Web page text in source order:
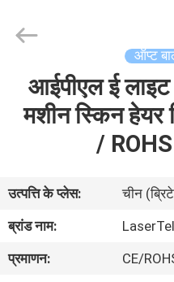
हमारे
बारे
में
Rights
ऑप्ट
आईपीएल ई
मशीन स्किन हेयर
/
उत्पत्ति के प्लेस:
चीन
ब्रांड नाम:
प्रमाणन:
CE/